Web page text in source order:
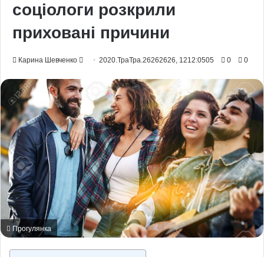
соціологи розкрили
приховані причини
Карина Шевченко
Send
email
2020.ТраТра.26262626, 1212:0505 0 0
Прогулянка